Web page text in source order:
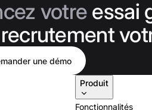
votre essai
une démo
Produit
Fonctionnalités